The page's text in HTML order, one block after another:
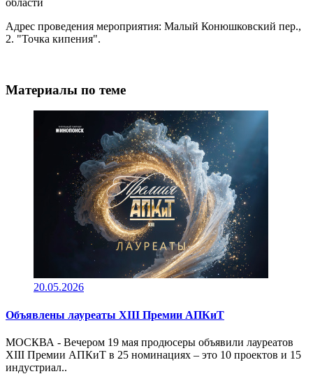
Адрес проведения мероприятия: Малый Конюшковский пер.,
2. "Точка кипения".
Материалы по теме
20.05.2026
Объявлены лауреаты XIII Премии АПКиТ
МОСКВА - Вечером 19 мая продюсеры объявили лауреатов
XIII Премии АПКиТ в 25 номинациях – это 10 проектов и 15
индустриал..